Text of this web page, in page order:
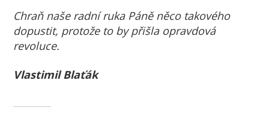
Chraň naše radní ruka Páně něco takového
dopustit, protože to by přišla opravdová
revoluce.
Vlastimil Blaťák